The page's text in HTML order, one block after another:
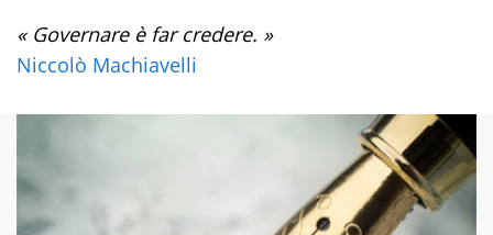
« Governare è far credere. »
Niccolò Machiavelli